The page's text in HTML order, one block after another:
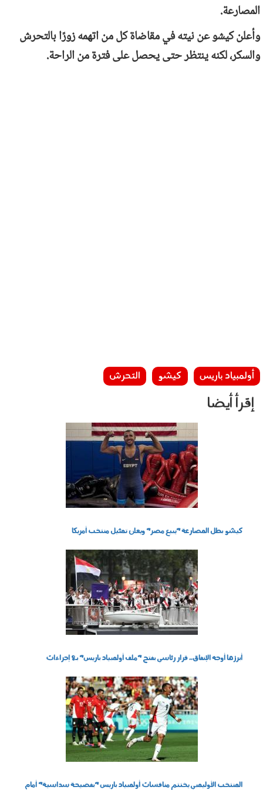
المصارعة.
وأعلن كيشو عن نيته في مقاضاة كل من اتهمه زورًا بالتحرش
والسكر، لكنه ينتظر حتى يحصل على فترة من الراحة.
أولمبياد باريس كيشو التحرش
إقرأ أيضا
كيشو بطل المصارعة "يبيع مصر" ويعلن تمثيل منتخب أمريكا
أبرزها أوجه الإنفاق.. قرار رئاسي بفتح "ملف أولمبياد باريس" بـ8 إجراءات
المنتخب الأوليمبي يختتم منافسات أولمبياد باريس "بفضيحة سداسية" أمام